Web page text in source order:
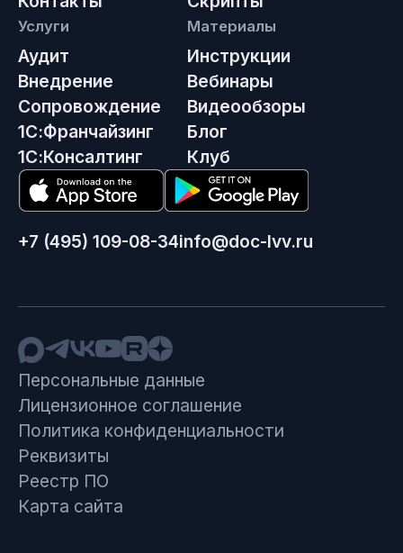
Услуги
Аудит
Внедрение
Сопровождение
1С:Франчайзинг
1С:Консалтинг
Материалы
Инструкции
Вебинары
Видеообзоры
Блог
Клуб
+7 (495) 109-08-34info@doc-lvv.ru
Персональные данные
Лицензионное соглашение
Политика конфиденциальности
Реквизиты
Реестр ПО
Карта сайта